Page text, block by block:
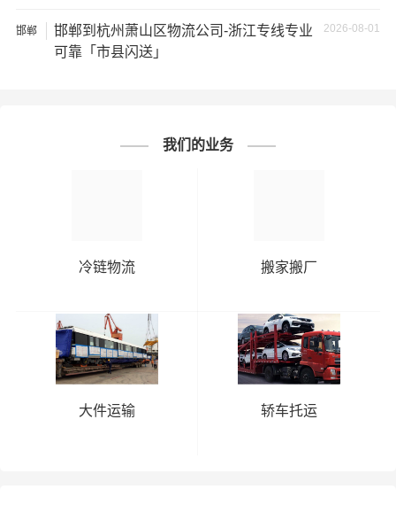
邯郸 2026-08-01
邯郸到杭州萧山区物流公司-浙江专线专业
可靠「市县闪送」
我们的业务
冷链物流 搬家搬厂
大件运输 轿车托运